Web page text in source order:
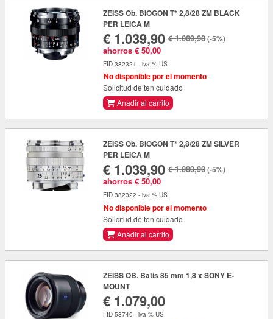
ZEISS Ob. BIOGON T* 2,8/28 ZM BLACK
PER LEICA M
€ 1.039,90
ahorros € 50,00
€ 1.089,90(-5%)
FID 382321 - iva % US
No disponible por el momento
Solicitud de ten cuidado
Anadir al carrito
ZEISS Ob. BIOGON T* 2,8/28 ZM SILVER
PER LEICA M
€ 1.039,90
ahorros € 50,00
€ 1.089,90(-5%)
FID 382322 - iva % US
No disponible por el momento
Solicitud de ten cuidado
Anadir al carrito
ZEISS OB. Batis 85 mm 1,8 x SONY E-
MOUNT
€ 1.079,00
FID 58740 - iva % US